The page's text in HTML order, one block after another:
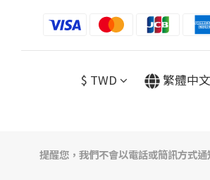
$ TWD 繁體中文
提醒您，我們不會以電話或簡訊方式